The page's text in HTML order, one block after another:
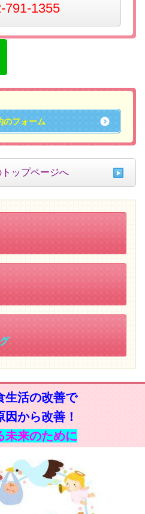
791-1355
のフォーム
ップページへ
生活の改善で
から改善！
未来のために